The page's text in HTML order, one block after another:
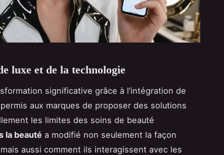
luxe et de la technologie
significative grâce à l’intégration de
aux marques de proposer des solutions
les limites des soins de beauté
la beauté a modifié non seulement la façon
aussi comment ils interagissent avec les